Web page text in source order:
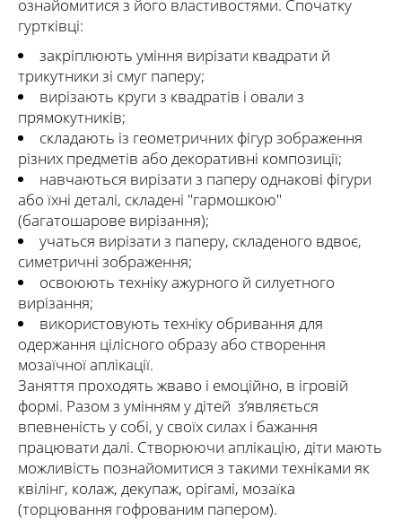
ознайомитися з його властивостями. Спочатку
гуртківці:
закріплюють уміння вирізати квадрати й
трикутники зі смуг паперу;
вирізають круги з квадратів і овали з
прямокутників;
складають із геометричних фігур зображення
різних предметів або декоративні композиції;
навчаються вирізати з паперу однакові фігури
або їхні деталі, складені "гармошкою"
(багатошарове вирізання);
учаться вирізати з паперу, складеного вдвоє,
симетричні зображення;
освоюють техніку ажурного й силуетного
вирізання;
використовують техніку обривання для
одержання цілісного образу або створення
мозаїчної аплікації.
Заняття проходять жваво і емоційно, в ігровій
формі. Разом з умінням у дітей з’являється
впевненість у собі, у своїх силах і бажання
працювати далі. Створюючи аплікацію, діти мають
можливість познайомитися з такими техніками як
квілінг, колаж, декупаж, орігамі, мозаїка
(торцювання гофрованим папером).